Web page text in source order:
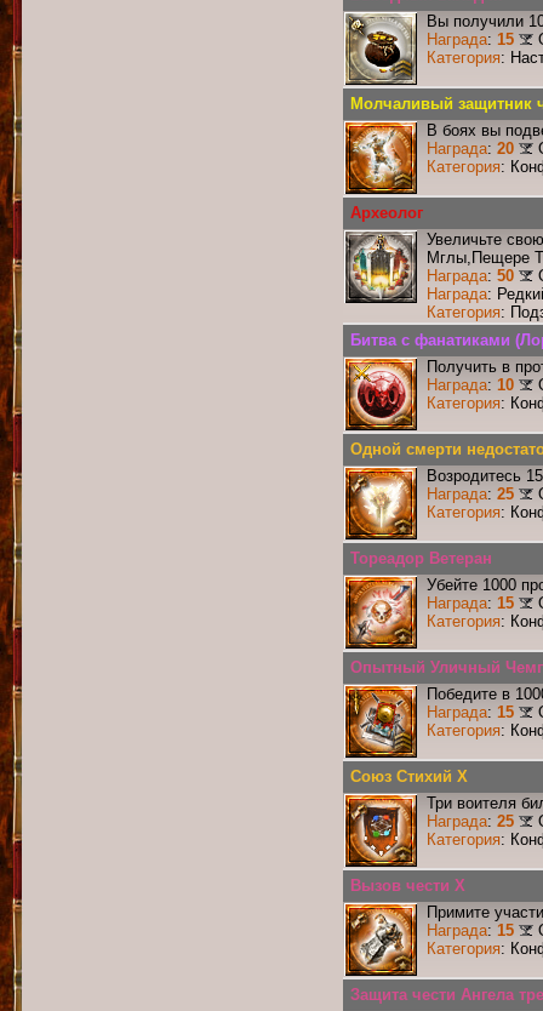
Вы получили
Награда: 15
Категория:
Молчаливый защитник
В боях вы
Награда: 20
Категория:
Археолог
Увеличьте
Мглы,Пещере
Награда: 50
Награда:
Категория:
Битва с фанатиками
Получить в
Награда: 10
Категория:
Одной смерти
Возродитесь
Награда: 25
Категория:
Тореадор Ветеран
Убейте 1000
Награда: 15
Категория:
Опытный Уличный
Победите в
Награда: 15
Категория:
Союз Стихий X
Три воителя
Награда: 25
Категория:
Вызов чести X
Примите
Награда: 15
Категория:
Защита чести Ангела